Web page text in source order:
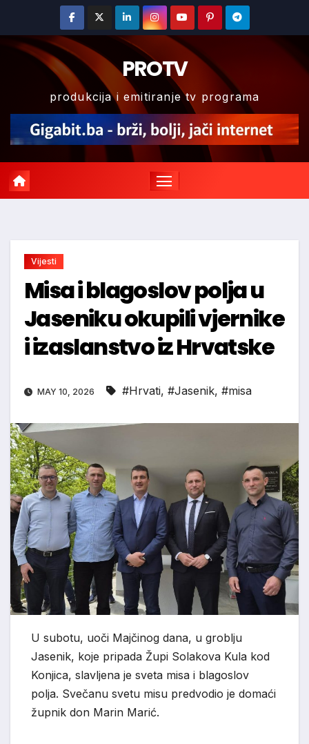
content
PROTV
produkcija i emitiranje tv programa
Vijesti
Misa i blagoslov polja u
Jaseniku okupili vjernike
i izaslanstvo iz Hrvatske
MAY 10, 2026 #Hrvati, #Jasenik, #misa
U subotu, uoči Majčinog dana, u groblju
Jasenik, koje pripada Župi Solakova Kula kod
Konjica, slavljena je sveta misa i blagoslov
polja. Svečanu svetu misu predvodio je domaći
župnik don Marin Marić.